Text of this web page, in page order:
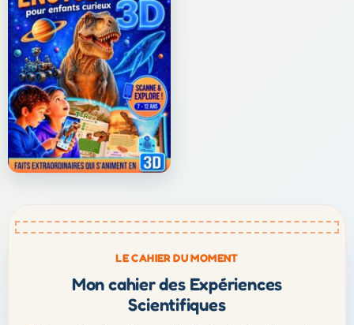
LE CAHIER DU MOMENT
Mon cahier des Expériences
Scientifiques